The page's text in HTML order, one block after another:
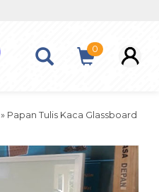
0
» Papan Tulis Kaca Glassboard